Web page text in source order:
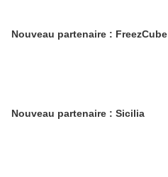
Nouveau partenaire : FreezCube
Nouveau partenaire : Sicilia